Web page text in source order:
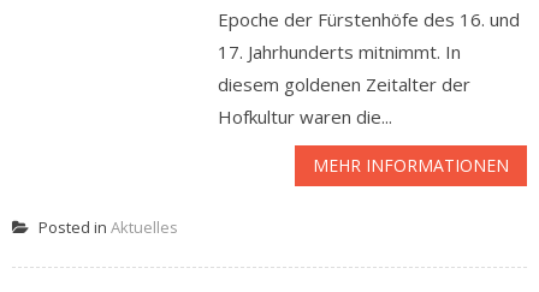
Epoche der Fürstenhöfe des 16. und
17. Jahrhunderts mitnimmt. In
diesem goldenen Zeitalter der
Hofkultur waren die...
MEHR INFORMATIONEN
Posted in Aktuelles